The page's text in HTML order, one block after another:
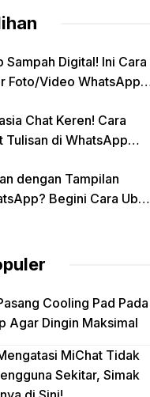
Sampah Digital! Ini Cara
Foto/Video WhatsApp
Chat Keren! Cara
Tulisan di WhatsApp
dengan Tampilan
Begini Cara Ubah
Cooling Pad Pada
Agar Dingin Maksimal
MiChat Tidak
Sekitar, Simak